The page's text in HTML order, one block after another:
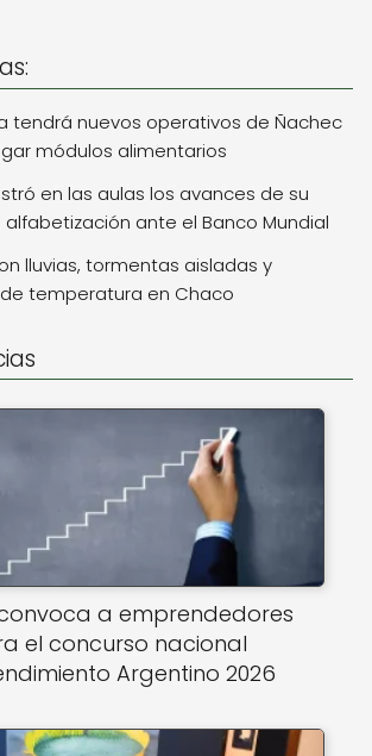
tendrá nuevos operativos de Ñachec
módulos alimentarios
en las aulas los avances de su
ante el Banco Mundial
lluvias, tormentas aisladas y
temperatura en Chaco
a emprendedores
el concurso nacional
Argentino 2026